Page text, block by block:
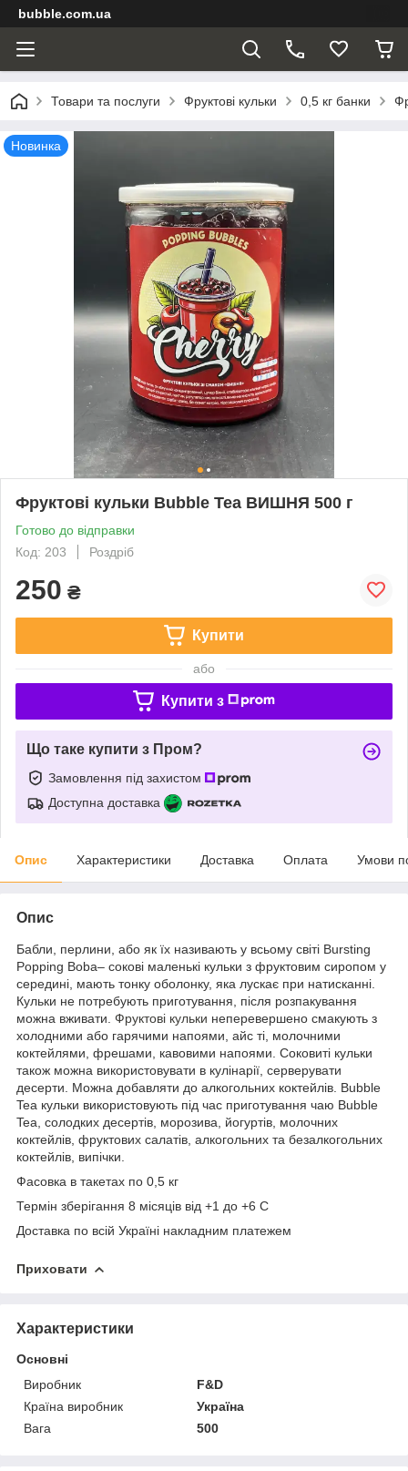
bubble.com.ua
Товари та послуги Фруктові кульки 0,5 кг банки
Новинка
Фруктові кульки Bubble Tea ВИШНЯ 500 г
Готово до відправки
Код: 203
Роздріб
250 ₴
Купити
або
Купити з
Що таке купити з Пром?
Замовлення під захистом
Доступна доставка
Опис Характеристики Доставка Оплата Умови
Опис
Бабли, перлини, або як їх називають у всьому світі Bursting
Popping Boba– сокові маленькі кульки з фруктовим сиропом у
середині, мають тонку оболонку, яка лускає при натисканні.
Кульки не потребують приготування, після розпакування
можна вживати. Фруктові кульки неперевершено смакують з
холодними або гарячими напоями, айс ті, молочними
коктейлями, фрешами, кавовими напоями. Соковиті кульки
також можна використовувати в кулінарії, серверувати
десерти. Можна добавляти до алкогольних коктейлів. Bubble
Tea кульки використовують під час приготування чаю Bubble
Tea, солодких десертів, морозива, йогуртів, молочних
коктейлів, фруктових салатів, алкогольних та безалкогольних
коктейлів, випічки.
Фасовка в такетах по 0,5 кг
Термін зберігання 8 місяців від +1 до +6 С
Доставка по всій Україні накладним платежем
Приховати
Характеристики
Основні
Виробник
F&D
Країна виробник
Україна
Вага
500